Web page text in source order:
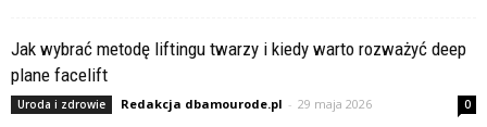
Jak wybrać metodę liftingu twarzy i kiedy warto rozważyć deep
plane facelift
Uroda i zdrowie Redakcja dbamourode.pl - 29 maja 2026 0